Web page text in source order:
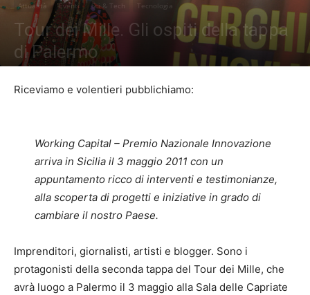
Attualità Eventi Sci & Tech Tecnologia
Tour dei Mille. Gli ospiti della tappa
di Palermo
Riceviamo e volentieri pubblichiamo:
Working Capital – Premio Nazionale Innovazione
arriva in Sicilia il 3 maggio 2011 con un
appuntamento ricco di interventi e testimonianze,
alla scoperta di progetti e iniziative in grado di
cambiare il nostro Paese.
Imprenditori, giornalisti, artisti e blogger. Sono i
protagonisti della seconda tappa del Tour dei Mille, che
avrà luogo a Palermo il 3 maggio alla Sala delle Capriate